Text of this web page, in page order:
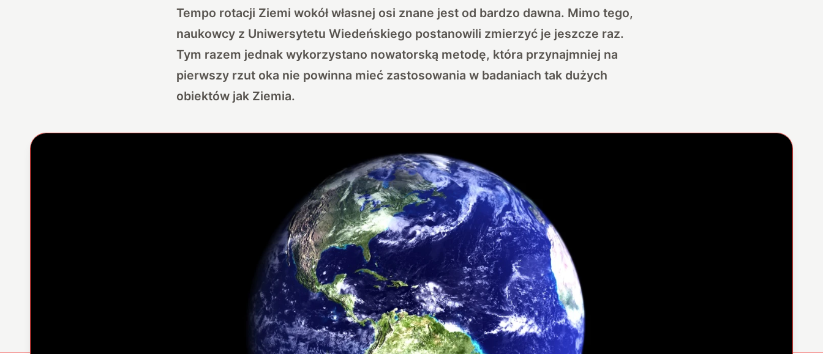
Tempo rotacji Ziemi wokół własnej osi znane jest od bardzo dawna. Mimo tego,
naukowcy z Uniwersytetu Wiedeńskiego postanowili zmierzyć je jeszcze raz.
Tym razem jednak wykorzystano nowatorską metodę, która przynajmniej na
pierwszy rzut oka nie powinna mieć zastosowania w badaniach tak dużych
obiektów jak Ziemia.